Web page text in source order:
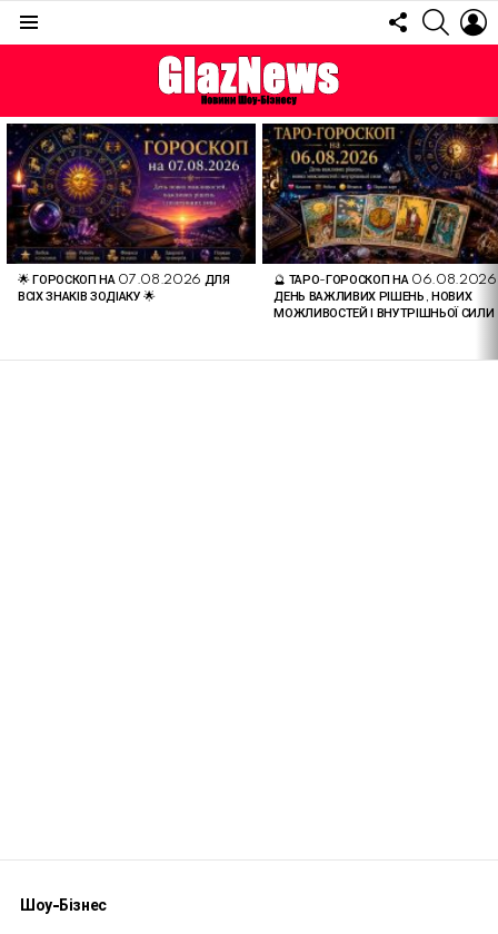
FOLLOW
US
ОСТАННІ
СТАТТІ
🌟 ГОРОСКОП НА 07.08.2026 ДЛЯ
ВСІХ ЗНАКІВ ЗОДІАКУ 🌟
🔮 ТАРО-ГОРОСКОП НА
ДЕНЬ ВАЖЛИВИХ РІШЕНЬ, НОВИХ
МОЖЛИВОСТЕЙ І ВНУТРІШНЬОЇ СИЛИ
Шоу-Бізнес